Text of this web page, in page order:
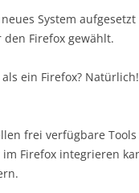
System
Firefox gewählt.
ein Firefox?
frei verfügbare
Firefox integrieren